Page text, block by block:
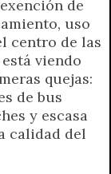
de
uso
centro de las
viendo
quejas:
de bus
y escasa
calidad del